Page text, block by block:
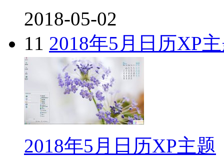
2018-05-02
11 2018年5月日历XP
2018年5月日历XP主题